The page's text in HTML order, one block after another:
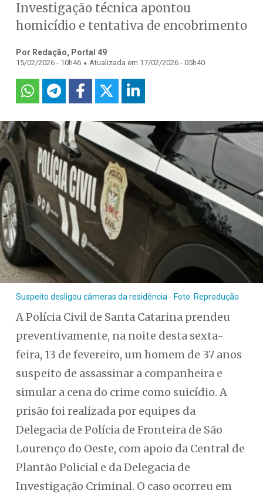
Investigação técnica apontou
homicídio e tentativa de encobrimento
Por Redação, Portal 49
15/02/2026 - 10h46 . Atualizada em 17/02/2026 - 05h40
Suspeito desligou câmeras da residência - Foto: Reprodução
A Polícia Civil de Santa Catarina prendeu
preventivamente, na noite desta sexta-
feira, 13 de fevereiro, um homem de 37 anos
suspeito de assassinar a companheira e
simular a cena do crime como suicídio. A
prisão foi realizada por equipes da
Delegacia de Polícia de Fronteira de São
Lourenço do Oeste, com apoio da Central de
Plantão Policial e da Delegacia de
Investigação Criminal. O caso ocorreu em